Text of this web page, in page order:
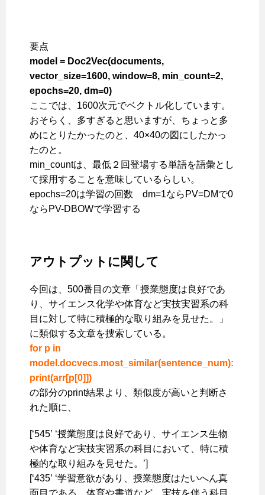
要点
model = Doc2Vec(documents,
vector_size=1600, window=8, min_count=2,
epochs=20, dm=0)
ここでは、1600次元でベクトル化しています。
おそらく、多すぎると思いますが、ちょっと多
めにとりたかったのと、40×40の図にしたかっ
たのと。
min_countは、最低２回登場する単語を語彙とし
て採用することを意味しているらしい。
epochs=20は学習の回数 dm=1ならPV=DMで0
ならPV-DBOWで学習する
アウトプットに関して
今回は、500番目の文章「授業態度は良好であ
り、サイエンス化学や体育など実技実習系の科
目に対して特に積極的な取り組みを見せた。」
に類似する文章を捜索している。
for p in
model.docvecs.most_similar(sentence_num):
print(arr[p[0]])
の部分のprint結果より、類似度が高いと判断さ
れた順に、
[‘545’ ‘授業態度は良好であり、サイエンス生物
や体育など実技実習系の科目において、特に積
極的な取り組みを見せた。’]
[‘435’ ‘学習意欲があり、授業態度はたいへん真
面目である。体育や書道など、実技を伴う科目